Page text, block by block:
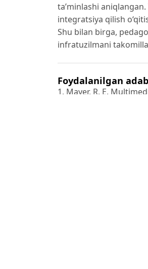
ta’minlashi
integratsiya qilish
Shu bilan birga,
infratuzilmani
Foydalanilgan
1. Mayer, R. E.